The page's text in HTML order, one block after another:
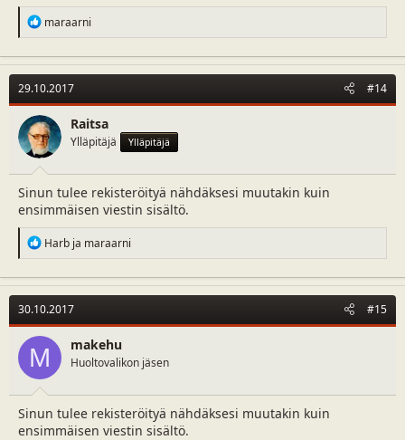
R
e
c
t
i
o
n
s
:
maraarni
29.10.2017 #14
Raitsa
Ylläpitäjä Ylläpitäjä
Sinun tulee rekisteröityä nähdäksesi muutakin kuin
ensimmäisen viestin sisältö.
R
e
c
t
i
o
n
s
Harb ja maraarni
30.10.2017 #15
M makehu
Huoltovalikon jäsen
Sinun tulee rekisteröityä nähdäksesi muutakin kuin
ensimmäisen viestin sisältö.